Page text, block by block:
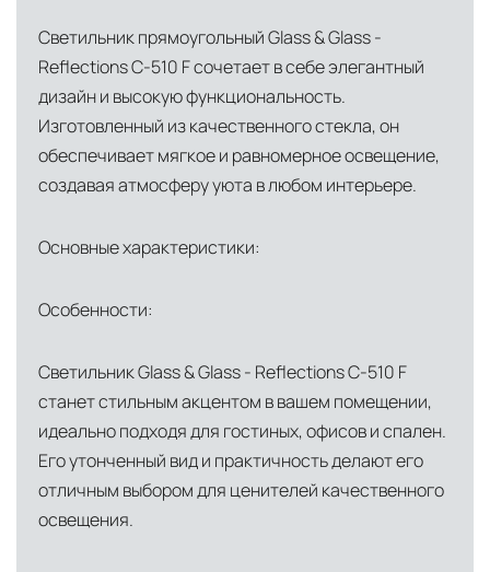
Светильник прямоугольный Glass & Glass -
Reflections C-510 F сочетает в себе элегантный
дизайн и высокую функциональность.
Изготовленный из качественного стекла, он
обеспечивает мягкое и равномерное освещение,
создавая атмосферу уюта в любом интерьере.
Основные характеристики:
Особенности:
Светильник Glass & Glass - Reflections C-510 F
станет стильным акцентом в вашем помещении,
идеально подходя для гостиных, офисов и спален.
Его утонченный вид и практичность делают его
отличным выбором для ценителей качественного
освещения.